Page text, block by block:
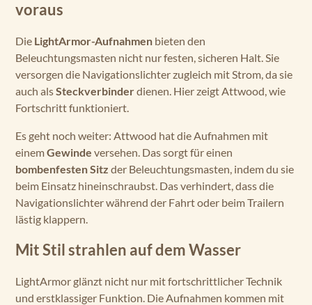
voraus
Die LightArmor-Aufnahmen bieten den
Beleuchtungsmasten nicht nur festen, sicheren Halt. Sie
versorgen die Navigationslichter zugleich mit Strom, da sie
auch alsSteckverbinderdienen. Hier zeigt Attwood, wie
Fortschritt funktioniert.
Es geht noch weiter: Attwood hat die Aufnahmen mit
einemGewinde versehen. Das sorgt für einen
bombenfesten Sitz der Beleuchtungsmasten, indem du sie
beim Einsatz hineinschraubst. Das verhindert, dass die
Navigationslichter während der Fahrt oder beim Trailern
lästig klappern.
Mit Stil strahlen auf dem Wasser
LightArmor glänzt nicht nur mit fortschrittlicher Technik
und erstklassiger Funktion. Die Aufnahmen kommen mit